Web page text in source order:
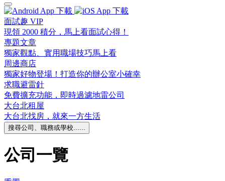
面試趣 VIP
現領 2000 積分，馬上看面試心得！
專題文章
獨家觀點、實用職場技巧馬上看
周邊商店
獨家好物登場！打造你的辦公室小確幸
求職避雷針
免費擴充功能，即時過濾地雷公司
大台北租屋
大台北找房，就來一方生活
搜尋公司、職務或學校......
公司一覽